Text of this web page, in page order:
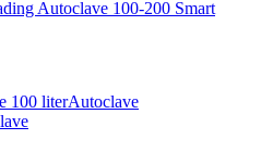
100 literAutoclave